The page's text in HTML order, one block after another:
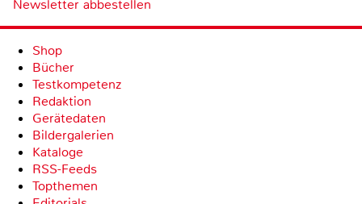
Newsletter abbestellen
Shop
Bücher
Testkompetenz
Redaktion
Gerätedaten
Bildergalerien
Kataloge
RSS-Feeds
Topthemen